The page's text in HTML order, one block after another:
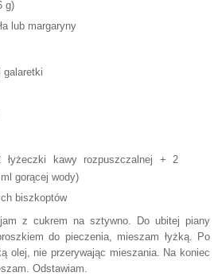
g)
lub margaryny
galaretki
kawy rozpuszczalnej + 2
gorącej wody)
biszkoptów
z cukrem na sztywno. Do ubitej piany
do pieczenia, mieszam łyżką. Po
olej, nie przerywając mieszania. Na koniec
Odstawiam.